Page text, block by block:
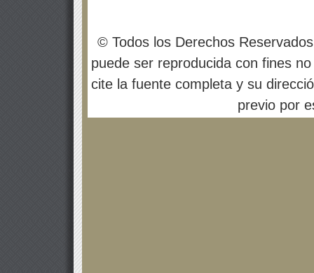
© Todos los Derechos
puede ser reproducida con fines
cite la fuente completa y su
previo por